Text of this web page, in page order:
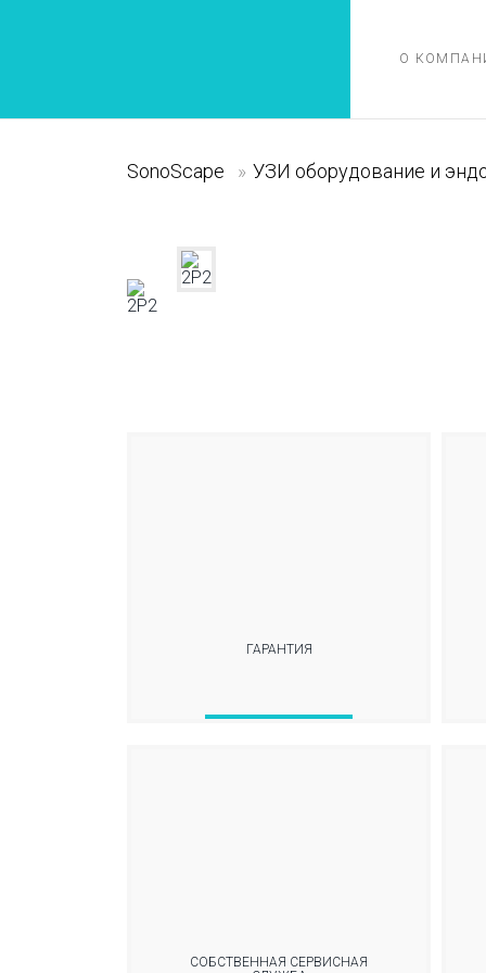
О
SonoScape » УЗИ оборудование и
ГАРАНТИЯ
СОБСТВЕННАЯ СЕРВИСНАЯ